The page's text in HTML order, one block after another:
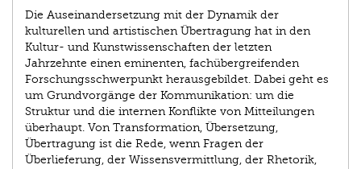
Die Auseinandersetzung mit der Dynamik der
kulturellen und artistischen Übertragung hat in den
Kultur- und Kunstwissenschaften der letzten
Jahrzehnte einen eminenten, fachübergreifenden
Forschungsschwerpunkt herausgebildet. Dabei geht es
um Grundvorgänge der Kommunikation: um die
Struktur und die internen Konflikte von Mitteilungen
überhaupt. Von Transformation, Übersetzung,
Übertragung ist die Rede, wenn Fragen der
Überlieferung, der Wissensvermittlung, der Rhetorik,